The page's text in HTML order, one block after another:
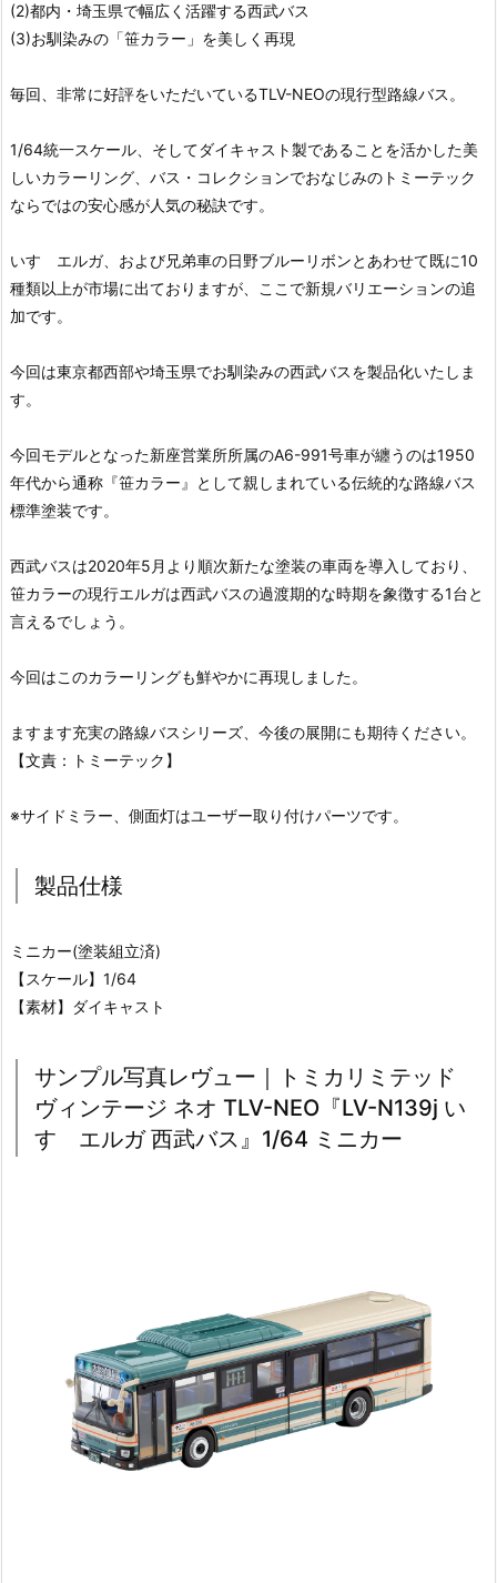
(2)都内・埼玉県で幅広く活躍する西武バス
(3)お馴染みの「笹カラー」を美しく再現
毎回、非常に好評をいただいているTLV-NEOの現行型路線バス。
1/64統一スケール、そしてダイキャスト製であることを活かした美
しいカラーリング、バス・コレクションでおなじみのトミーテック
ならではの安心感が人気の秘訣です。
いすゞエルガ、および兄弟車の日野ブルーリボンとあわせて既に10
種類以上が市場に出ておりますが、ここで新規バリエーションの追
加です。
今回は東京都西部や埼玉県でお馴染みの西武バスを製品化いたしま
す。
今回モデルとなった新座営業所所属のA6-991号車が纏うのは1950
年代から通称『笹カラー』として親しまれている伝統的な路線バス
標準塗装です。
西武バスは2020年5月より順次新たな塗装の車両を導入しており、
笹カラーの現行エルガは西武バスの過渡期的な時期を象徴する1台と
言えるでしょう。
今回はこのカラーリングも鮮やかに再現しました。
ますます充実の路線バスシリーズ、今後の展開にも期待ください。
【文責：トミーテック】
※サイドミラー、側面灯はユーザー取り付けパーツです。
製品仕様
ミニカー(塗装組立済)
【スケール】1/64
【素材】ダイキャスト
サンプル写真レヴュー｜トミカリミテッド
ヴィンテージ ネオ TLV-NEO『LV-N139j い
すゞエルガ 西武バス』1/64 ミニカー